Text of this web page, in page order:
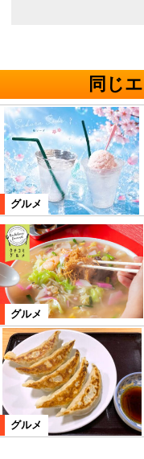
同じ
グルメ
グルメ
グルメ